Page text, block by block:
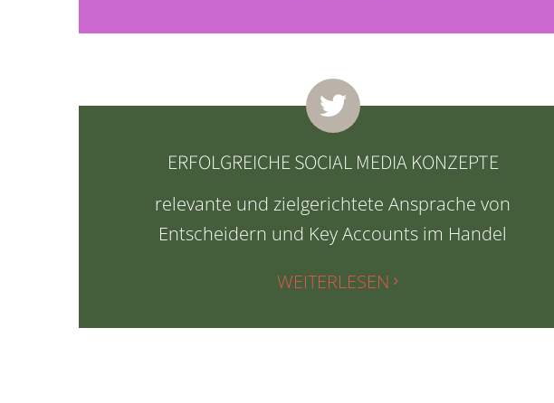
ERFOLGREICHE SOCIAL MEDIA KONZEPTE
relevante und zielgerichtete Ansprache von
Entscheidern und Key Accounts im Handel
WEITERLESEN